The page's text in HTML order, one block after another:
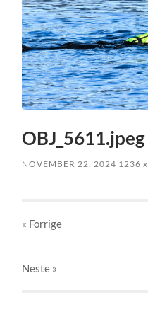
OBJ_5611.jpeg
NOVEMBER 22, 2024 1236x
« Forrige
Neste »